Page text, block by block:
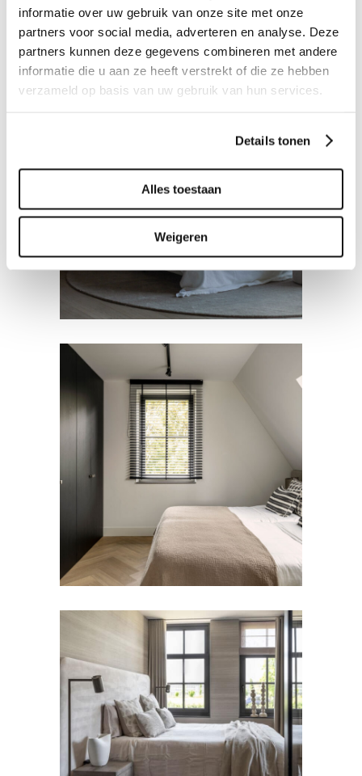
informatie over uw gebruik van onze site met onze
partners voor social media, adverteren en analyse. Deze
partners kunnen deze gegevens combineren met andere
informatie die u aan ze heeft verstrekt of die ze hebben
verzameld op basis van uw gebruik van hun services.
Details tonen
Alles toestaan
Weigeren
Slaapkamer
BEDDEN
Slaapkamer
BEDDEN DEKBEDOVERTREK
Boxspring